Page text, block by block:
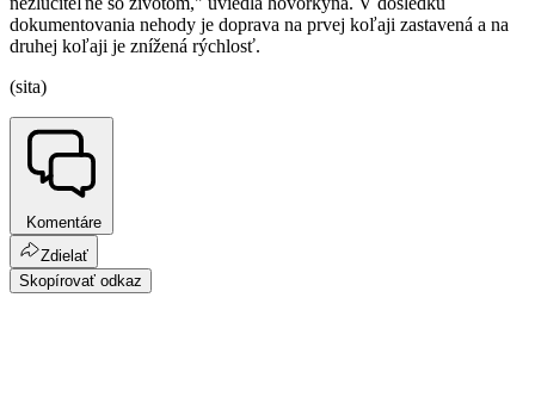
dokumentovania nehody je doprava na prvej koľaji zastavená a na
druhej koľaji je znížená rýchlosť.
(sita)
Komentáre
Zdielať
Skopírovať odkaz